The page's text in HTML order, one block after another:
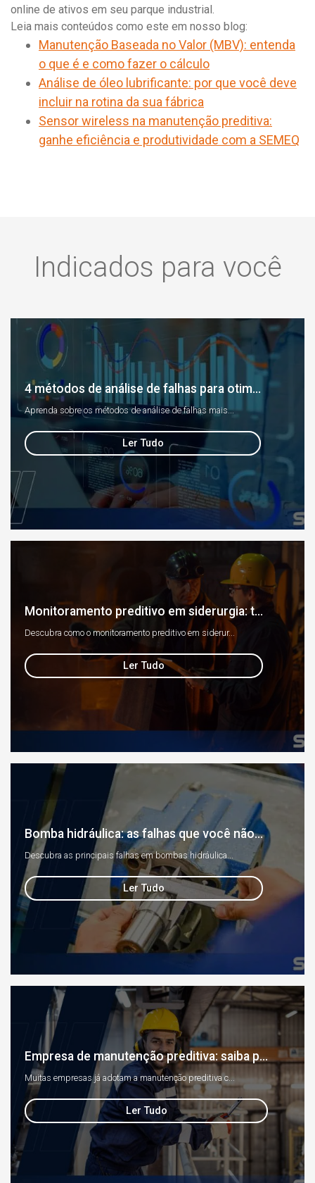
online de ativos em seu parque industrial.
Leia mais conteúdos como este em nosso blog:
Manutenção Baseada no Valor (MBV): entenda
o que é e como fazer o cálculo
Análise de óleo lubrificante: por que você deve
incluir na rotina da sua fábrica
Sensor wireless na manutenção preditiva:
ganhe eficiência e produtividade com a SEMEQ
Indicados para você
4 métodos de análise de falhas para otim...
Aprenda sobre os métodos de análise de falhas mais...
Ler Tudo
Monitoramento preditivo em siderurgia: t...
Descubra como o monitoramento preditivo em siderur...
Ler Tudo
Bomba hidráulica: as falhas que você não...
Descubra as principais falhas em bombas hidráulica...
Ler Tudo
Empresa de manutenção preditiva: saiba p...
Muitas empresas já adotam a manutenção preditiva c...
Ler Tudo